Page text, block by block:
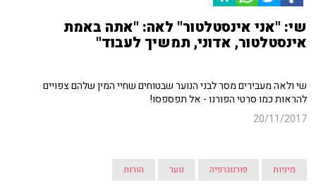
שי: "אני אינסטלטור" לאה: "אתה באמת
אינסטלטור, אדוני, תמשיך לעבוד"
שי ולאה מעבירים מסר לבני הנוער שבטוחים שחיי המין שלהם צפויים
להראות כמו סרטי הפורנו - אל תפספסו!
20/11/2017
מיניות פורנוגרפיה נוער הורות